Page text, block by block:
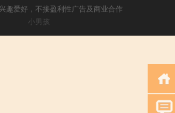
趣爱好，不接盈利性广告及商业合作
小男孩